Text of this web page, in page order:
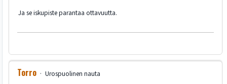
Ja se iskupiste parantaa ottavuutta.
Torro
Urospuolinen nauta